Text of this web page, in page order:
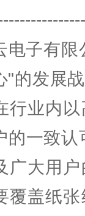
电子有限
"的发展
行业内
的一致
广大用
覆盖纸